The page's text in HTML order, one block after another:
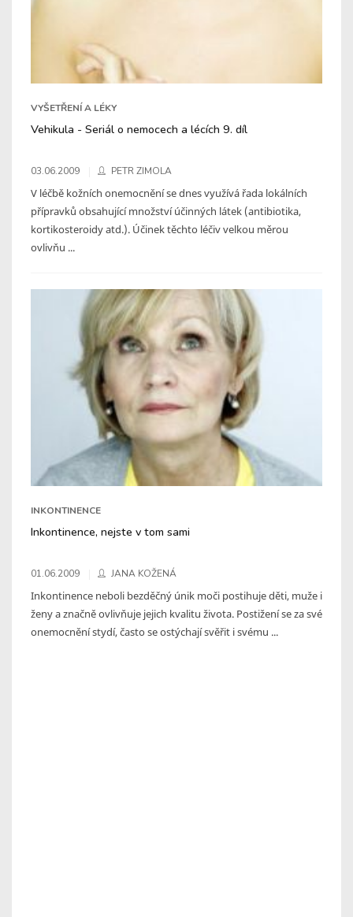
VYŠETŘENÍ A LÉKY
Vehikula - Seriál o nemocech a lécích 9. díl
03.06.2009 PETR ZIMOLA
V léčbě kožních onemocnění se dnes využívá řada lokálních
přípravků obsahující množství účinných látek (antibiotika,
kortikosteroidy atd.). Účinek těchto léčiv velkou měrou
ovlivňu ...
INKONTINENCE
Inkontinence, nejste v tom sami
01.06.2009 JANA KOŽENÁ
Inkontinence neboli bezděčný únik moči postihuje děti, muže i
ženy a značně ovlivňuje jejich kvalitu života. Postižení se za své
onemocnění stydí, často se ostýchají svěřit i svému ...